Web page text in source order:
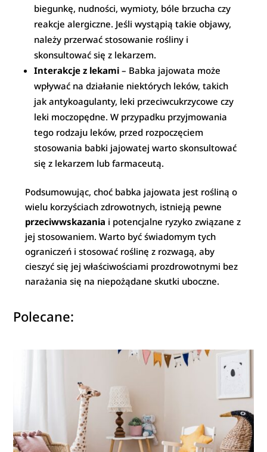
biegunkę, nudności, wymioty, bóle brzucha czy
reakcje alergiczne. Jeśli wystąpią takie objawy,
należy przerwać stosowanie rośliny i
skonsultować się z lekarzem.
Interakcje z lekami – Babka jajowata może
wpływać na działanie niektórych leków, takich
jak antykoagulanty, leki przeciwcukrzycowe czy
leki moczopędne. W przypadku przyjmowania
tego rodzaju leków, przed rozpoczęciem
stosowania babki jajowatej warto skonsultować
się z lekarzem lub farmaceutą.
Podsumowując, choć babka jajowata jest rośliną o
wielu korzyściach zdrowotnych, istnieją pewne
przeciwwskazania i potencjalne ryzyko związane z
jej stosowaniem. Warto być świadomym tych
ograniczeń i stosować roślinę z rozwagą, aby
cieszyć się jej właściwościami prozdrowotnymi bez
narażania się na niepożądane skutki uboczne.
Polecane: